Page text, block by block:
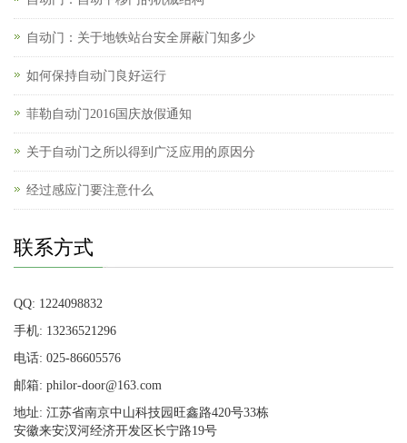
自动门：关于地铁站台安全屏蔽门知多少
如何保持自动门良好运行
菲勒自动门2016国庆放假通知
关于自动门之所以得到广泛应用的原因分
经过感应门要注意什么
联系方式
QQ: 1224098832
手机: 13236521296
电话: 025-86605576
邮箱: philor-door@163.com
地址: 江苏省南京中山科技园旺鑫路420号33栋
安徽来安汊河经济开发区长宁路19号